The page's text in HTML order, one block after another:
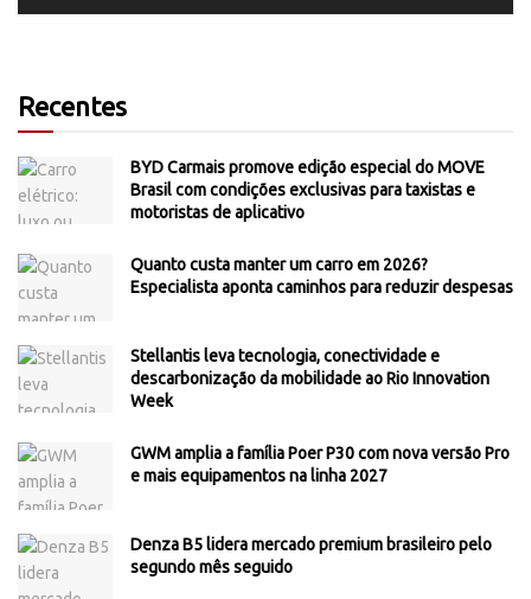
Recentes
BYD Carmais promove edição especial do MOVE
Brasil com condições exclusivas para taxistas e
motoristas de aplicativo
Quanto custa manter um carro em 2026?
Especialista aponta caminhos para reduzir despesas
Stellantis leva tecnologia, conectividade e
descarbonização da mobilidade ao Rio Innovation
Week
GWM amplia a família Poer P30 com nova versão Pro
e mais equipamentos na linha 2027
Denza B5 lidera mercado premium brasileiro pelo
segundo mês seguido